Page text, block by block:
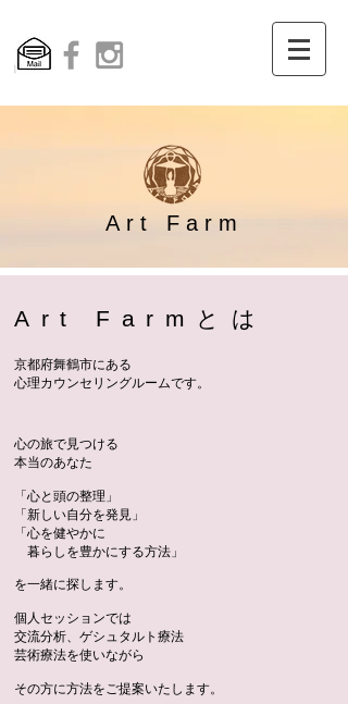
Art Farm​
Art Farmとは
京都府舞鶴市にある
心理カウンセリングルームです。
心の旅で見つける
​本当のあなた
「心と頭の整理」
「新しい自分を発見」
「心を健やかに
暮らしを豊かにする方法」
を一緒に探します。
個人セッションでは
交流分析、ゲシュタルト療法
芸術療法を使いながら
その方に方法をご提案いたします。